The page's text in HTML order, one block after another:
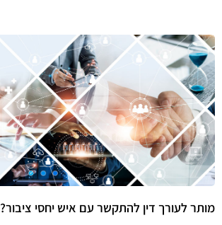
מותר לעורך דין להתקשר עם איש יחסי ציבור?